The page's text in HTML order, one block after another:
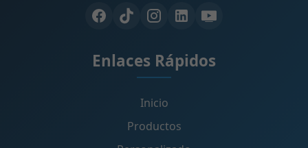
Enlaces Rápidos
Inicio
Productos